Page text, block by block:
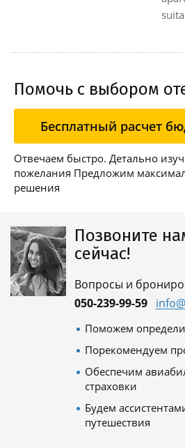
Помочь с выбором
Бесплатный расчет
Отвечаем быстро. Детально
пожелания Предложим
решения
Позвоните
сейчас!
Вопросы и
050-239-99-59
Поможем
Порекомендуем
Обеспечим
страховки
Будем
путешествия